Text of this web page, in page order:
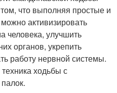
что выполняя простые и
активизировать
человека, улучшить
органов, укрепить
работу нервной системы.
ходьбы с